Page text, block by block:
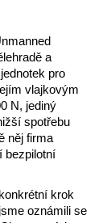
a
pro
vlajkovým
N, jediný
spotřebu
něj firma
bezpilotní
krok
oznámili se